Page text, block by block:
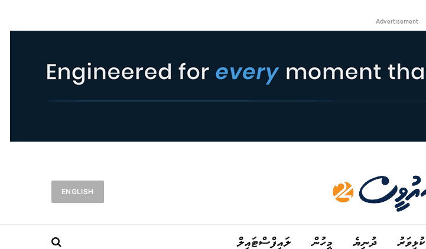
Advertisement
ENGLISH
ކުޅިވަރު ދުނިޔެ މީހުން ލައިފްސްޓައިލް